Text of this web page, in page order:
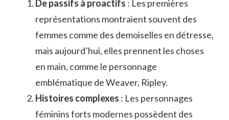
De passifs à proactifs : Les premières
représentations montraient souvent des
femmes comme des demoiselles en détresse,
mais aujourd’hui, elles prennent les choses
en main, comme le personnage
emblématique de Weaver, Ripley.
Histoires complexes : Les personnages
féminins forts modernes possèdent des